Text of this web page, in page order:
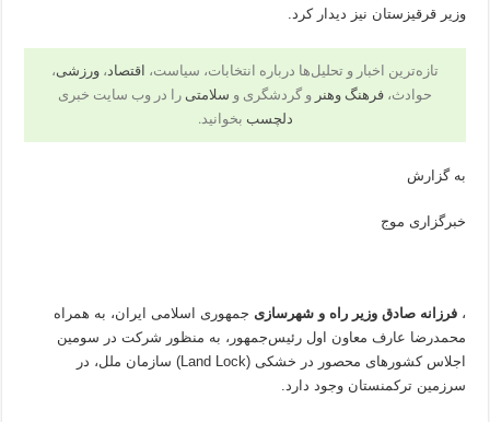
وزیر قرقیزستان نیز دیدار کرد.
تازه‌ترین اخبار و تحلیل‌ها درباره انتخابات، سیاست، اقتصاد، ورزشی،
حوادث، فرهنگ وهنر و گردشگری و سلامتی را در وب سایت خبری
دلچسب بخوانید.
به گزارش
خبرگزاری موج
،فرزانه صادق وزیر راه و شهرسازی جمهوری اسلامی ایران، به همراه
محمدرضا عارف معاون اول رئیس‌جمهور، به منظور شرکت در سومین
اجلاس کشورهای محصور در خشکی (Land Lock) سازمان ملل، در
سرزمین ترکمنستان وجود دارد.